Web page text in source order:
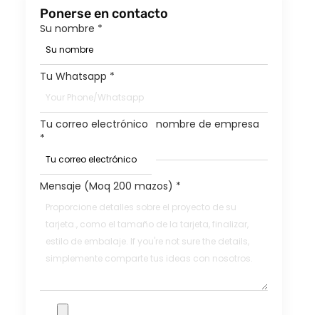
Ponerse en contacto
Su nombre *
Tu Whatsapp *
Tu correo electrónico
*
nombre de empresa
Mensaje (Moq 200 mazos) *